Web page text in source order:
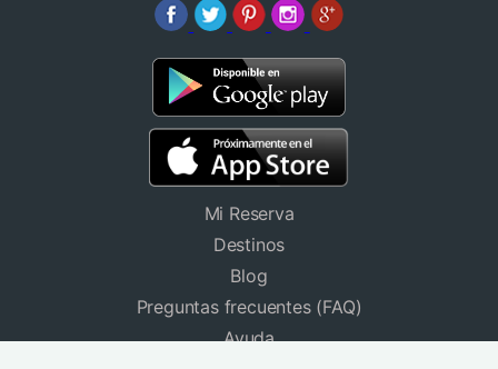
Mi Reserva
Destinos
Blog
Preguntas frecuentes (FAQ)
Ayuda